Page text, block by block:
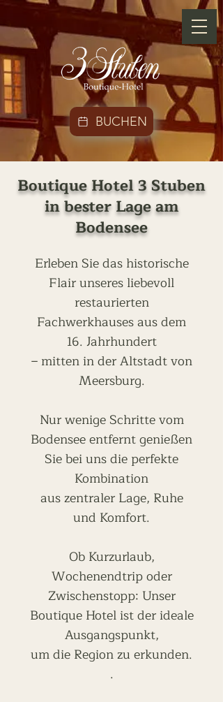
BUCHEN
Boutique Hotel 3 Stuben
in bester Lage am
Bodensee
Erleben Sie das historische
Flair unseres liebevoll
restaurierten
Fachwerkhauses aus dem
16. Jahrhundert
– mitten in der Altstadt von
Meersburg.
Nur wenige Schritte vom
Bodensee entfernt genießen
Sie bei uns die perfekte
Kombination
aus zentraler Lage, Ruhe
und Komfort.
Ob Kurzurlaub,
Wochenendtrip oder
Zwischenstopp: Unser
Boutique Hotel ist der ideale
Ausgangspunkt,
um die Region zu erkunden.
.